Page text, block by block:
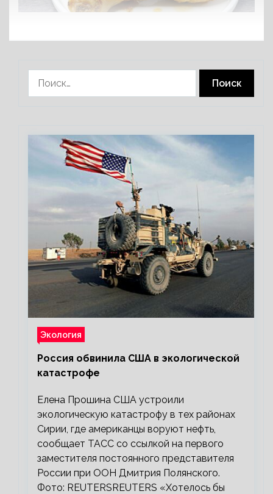
Экология
Россия обвинила США в экологической
катастрофе
Елена Прошина США устроили
экологическую катастрофу в тех районах
Сирии, где американцы воруют нефть,
сообщает ТАСС со ссылкой на первого
заместителя постоянного представителя
России при ООН Дмитрия Полянского.
Фото: REUTERSREUTERS «Хотелось бы